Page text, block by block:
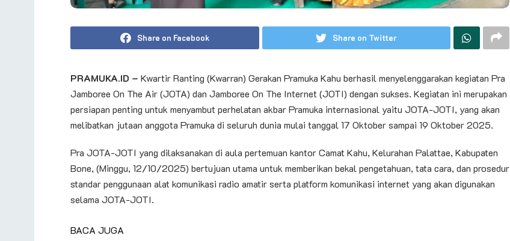
Share on Facebook Share on Twitter
PRAMUKA.ID – ​Kwartir Ranting (Kwarran) Gerakan Pramuka Kahu berhasil menyelenggarakan kegiatan Pra
Jamboree On The Air (JOTA) dan Jamboree On The Internet (JOTI) dengan sukses. Kegiatan ini merupakan
persiapan penting untuk menyambut perhelatan akbar Pramuka internasional yaitu JOTA-JOTI, yang akan
melibatkan jutaan anggota Pramuka di seluruh dunia mulai tanggal 17 Oktober sampai 19 Oktober 2025.
​Pra JOTA-JOTI yang dilaksanakan di aula pertemuan kantor Camat Kahu, Kelurahan Palattae, Kabupaten
Bone, (Minggu, 12/10/2025) bertujuan utama untuk memberikan bekal pengetahuan, tata cara, dan prosedur
standar penggunaan alat komunikasi radio amatir serta platform komunikasi internet yang akan digunakan
selama JOTA-JOTI.
BACA JUGA